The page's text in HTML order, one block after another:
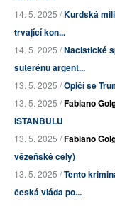
14. 5. 2025 /Kurdská
trvající kon...
14. 5. 2025 /Nacistické
suterénu argent...
13. 5. 2025 /Opičí se
13. 5. 2025 /Fabiano
ISTANBULU
13. 5. 2025 /Fabiano
vězeňské cely)
13. 5. 2025 /Tento
česká vláda po...